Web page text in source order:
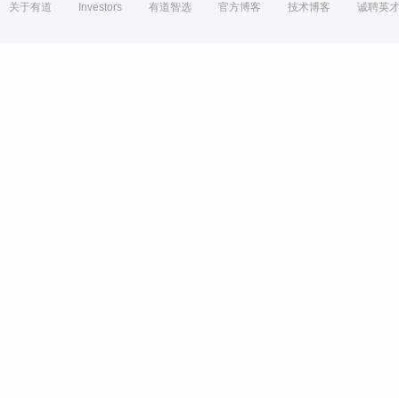
关于有道 Investors 有道智选 官方博客 技术博客 诚聘英才